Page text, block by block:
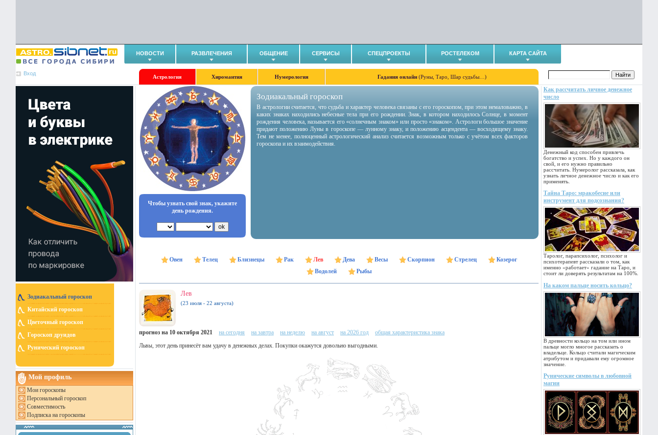
НОВОСТИ РАЗВЛЕЧЕНИЯ ОБЩЕНИЕ СЕРВИСЫ СПЕЦПРОЕКТЫ РОСТЕЛЕКОМ КАРТА САЙТА
Вход
Астрология Хиромантия Нумерология Гадания онлайн (Руны, Таро, Шар судьбы…)
Зодиакальный гороскоп
Китайский гороскоп
Цветочный гороскоп
Гороскоп друидов
Рунический гороскоп
Мой профиль
Мои гороскопы
Персональный гороскоп
Совместимость
Подписка на гороскопы
Как рассчитать личное денежное
число
Денежный код способен привлечь
богатство и успех. Но у каждого он
свой, и его нужно правильно
рассчитать. Нумеролог рассказала, как
узнать личное денежное число и как его
применять.
Тайна Таро: мракобесие или
инструмент для подсознания?
Таролог, парапсихолог, психолог и
психотерапевт рассказали о том, как
именно «работает» гадание на Таро, и
стоит ли доверять результатам на 100%.
На каком пальце носить кольцо?
В древности кольцо на том или ином
пальце могло многое рассказать о
владельце. Кольцо считали магическим
атрибутом и придавали ему огромное
значение.
Рунические символы в любовной
магии
Чтобы узнать свой знак, укажите
день рождения.
Зодиакальный гороскоп
В астрологии считается, что судьба и характер человека связаны с его гороскопом, при этом немаловажно, в
каких знаках находились небесные тела при его рождении. Знак, в котором находилось Солнце, в момент
рождения человека, называется его «солнечным знаком» или просто «знаком». Астрологи большое значение
придают положению Луны в гороскопе — лунному знаку, и положению асцендента — восходящему знаку.
Тем не менее, полноценный астрологический анализ считается возможным только с учётом всех факторов
гороскопа и их взаимодействия.
Овен Телец Близнецы Рак Лев Дева Весы Скорпион Стрелец
Козерог
Водолей
Рыбы
Лев
(23 июля - 22 августа)
прогноз на 10 октября 2021 на сегодня на завтра на неделю на август на 2026 год
общая характеристика знака
Львы, этот день принесёт вам удачу в денежных делах. Покупки окажутся довольно выгодными.